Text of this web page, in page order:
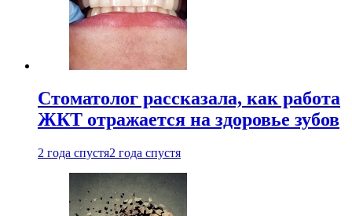
Стоматолог рассказала, как работа
ЖКТ отражается на здоровье зубов
2 года спустя2 года спустя